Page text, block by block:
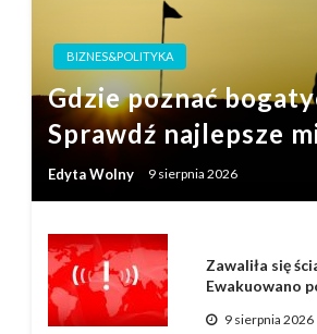
BIZNES&POLITYKA
Gdzie poznać
Sprawdź najlepsze
Edyta Wolny 9 sierpnia 2026
Zawaliła się
Ewakuowano
9 sierpnia 2026